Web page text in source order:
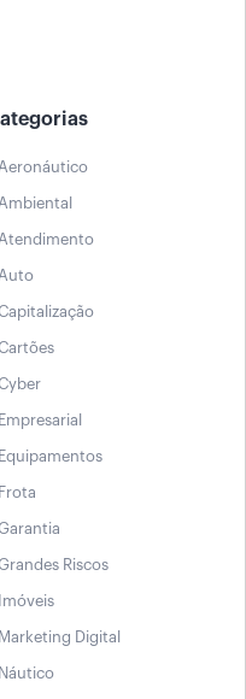
Aeronáutico
Ambiental
Atendimento
Auto
Empresarial
Equipamentos
Frota
Riscos
Imóveis
Marketing Digital
Náutico